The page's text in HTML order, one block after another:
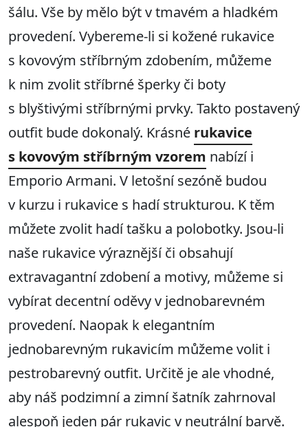
šálu. Vše by mělo být v tmavém a hladkém
provedení. Vybereme-li si kožené rukavice
s kovovým stříbrným zdobením, můžeme
k nim zvolit stříbrné šperky či boty
s blyštivými stříbrnými prvky. Takto postavený
outfit bude dokonalý. Krásné rukavice
s kovovým stříbrným vzorem nabízí i
Emporio Armani. V letošní sezóně budou
v kurzu i rukavice s hadí strukturou. K těm
můžete zvolit hadí tašku a polobotky. Jsou-li
naše rukavice výraznější či obsahují
extravagantní zdobení a motivy, můžeme si
vybírat decentní oděvy v jednobarevném
provedení. Naopak k elegantním
jednobarevným rukavicím můžeme volit i
pestrobarevný outfit. Určitě je ale vhodné,
aby náš podzimní a zimní šatník zahrnoval
alespoň jeden pár rukavic v neutrální barvě.